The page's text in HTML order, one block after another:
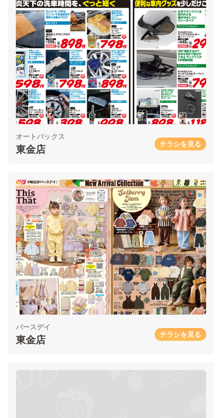
オートバックス
東金店 チラシを見る
バースデイ
東金店 チラシを見る